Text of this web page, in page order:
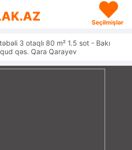
Seçilmişlər
3 otaqlı 80 m² 1.5 sot - Bakı
qəs. Qara Qarayev